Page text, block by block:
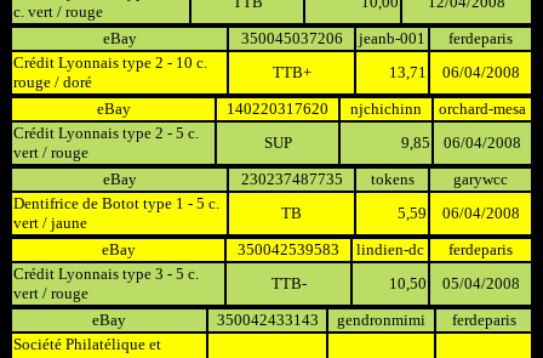
c. vert / rouge
eBay
350045037206 jeanb-001
ferdeparis
Crédit Lyonnais type 2 - 10 c.
rouge / doré
TTB+ 13,71
06/04/2008
eBay
140220317620 njchichinn
orchard-mesa
Crédit Lyonnais type 2 - 5 c.
vert / rouge
SUP 9,85
06/04/2008
eBay
230237487735 tokens
garywcc
Dentifrice de Botot type 1 - 5 c.
vert / jaune
TB 5,59
06/04/2008
eBay
350042539583 lindien-dc
ferdeparis
Crédit Lyonnais type 3 - 5 c.
vert / rouge
TTB- 10,50
05/04/2008
eBay
350042433143 gendronmimi
ferdeparis
Société Philatélique et